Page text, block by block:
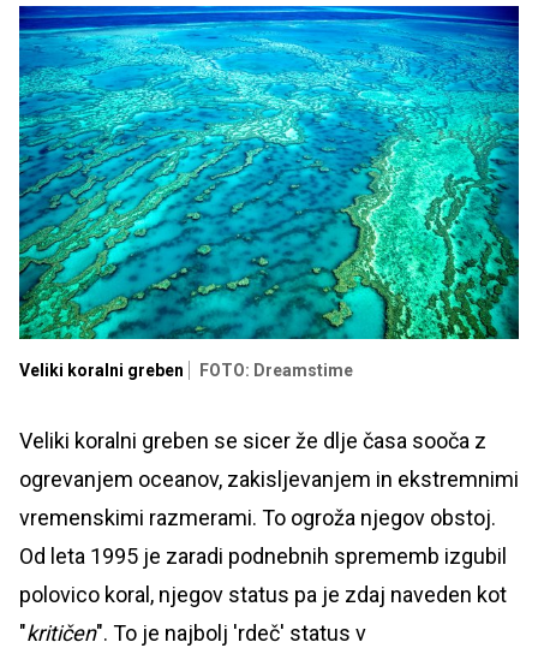
Veliki koralni greben FOTO: Dreamstime
Veliki koralni greben se sicer že dlje časa sooča z
ogrevanjem oceanov, zakisljevanjem in ekstremnimi
vremenskimi razmerami. To ogroža njegov obstoj.
Od leta 1995 je zaradi podnebnih sprememb izgubil
polovico koral, njegov status pa je zdaj naveden kot
"kritičen". To je najbolj 'rdeč' status v